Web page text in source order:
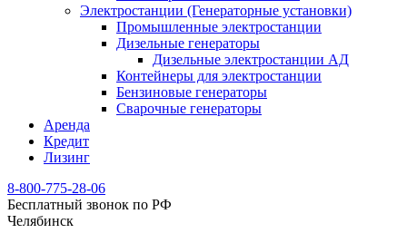
Электростанции (Генераторные установки)
Промышленные электростанции
Дизельные генераторы
Дизельные электростанции АД
Контейнеры для электростанции
Бензиновые генераторы
Сварочные генераторы
Аренда
Кредит
Лизинг
8-800-775-28-06
Бесплатный звонок по РФ
Челябинск